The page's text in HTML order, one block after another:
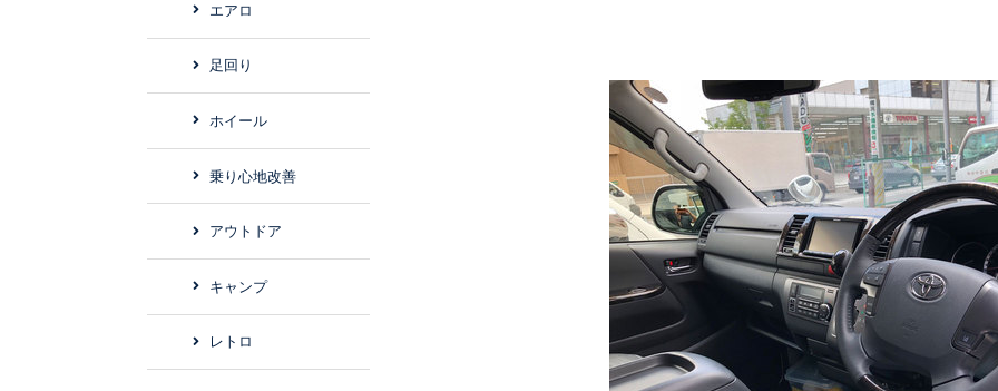
エアロ
足回り
ホイール
乗り心地改善
アウトドア
キャンプ
レトロ